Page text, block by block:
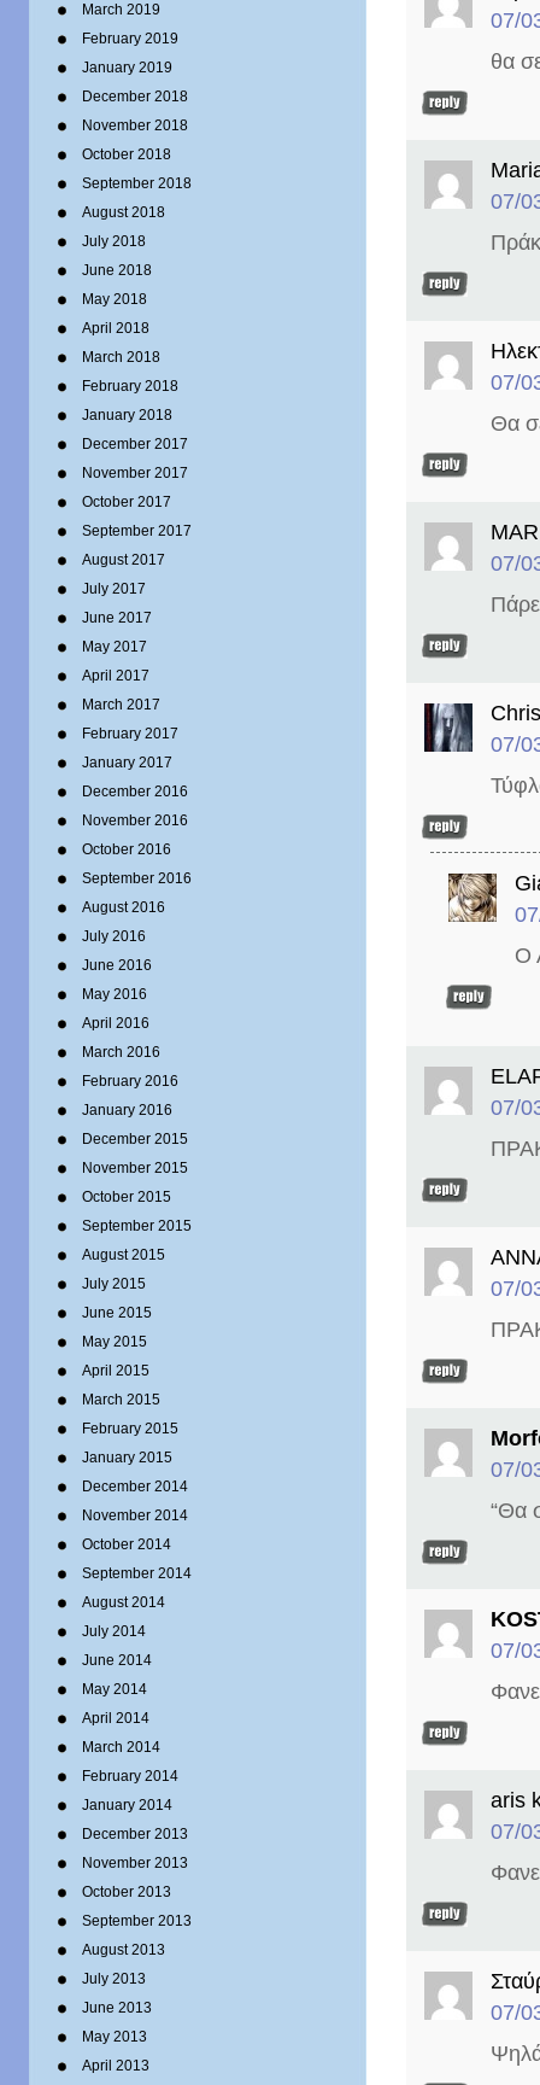
March 2019
February 2019
January 2019
December 2018
November 2018
October 2018
September 2018
August 2018
July 2018
June 2018
May 2018
April 2018
March 2018
February 2018
January 2018
December 2017
November 2017
October 2017
September 2017
August 2017
July 2017
June 2017
May 2017
April 2017
March 2017
February 2017
January 2017
December 2016
November 2016
October 2016
September 2016
August 2016
July 2016
June 2016
May 2016
April 2016
March 2016
February 2016
January 2016
December 2015
November 2015
October 2015
September 2015
August 2015
July 2015
June 2015
May 2015
April 2015
March 2015
February 2015
January 2015
December 2014
November 2014
October 2014
September 2014
August 2014
July 2014
June 2014
May 2014
April 2014
March 2014
February 2014
January 2014
December 2013
November 2013
October 2013
September 2013
August 2013
July 2013
June 2013
May 2013
April 2013
07/
θα
07/
07/
Θα
07/
07/
Ο
07/
07/
07/
“Θα
07/
aris
07/
07/
Ψηλά